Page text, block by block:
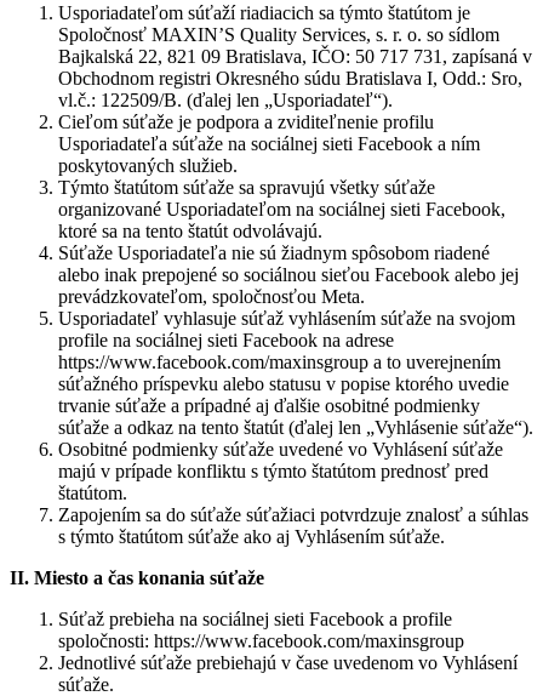
Usporiadateľom súťaží riadiacich sa týmto štatútom je
Spoločnosť MAXIN’S Quality Services, s. r. o. so sídlom
Bajkalská 22, 821 09 Bratislava, IČO: 50 717 731, zapísaná v
Obchodnom registri Okresného súdu Bratislava I, Odd.: Sro,
vl.č.: 122509/B. (ďalej len „Usporiadateľ“).
Cieľom súťaže je podpora a zviditeľnenie profilu
Usporiadateľa súťaže na sociálnej sieti Facebook a ním
poskytovaných služieb.
Týmto štatútom súťaže sa spravujú všetky súťaže
organizované Usporiadateľom na sociálnej sieti Facebook,
ktoré sa na tento štatút odvolávajú.
Súťaže Usporiadateľa nie sú žiadnym spôsobom riadené
alebo inak prepojené so sociálnou sieťou Facebook alebo jej
prevádzkovateľom, spoločnosťou Meta.
Usporiadateľ vyhlasuje súťaž vyhlásením súťaže na svojom
profile na sociálnej sieti Facebook na adrese
https://www.facebook.com/maxinsgroup a to uverejnením
súťažného príspevku alebo statusu v popise ktorého uvedie
trvanie súťaže a prípadné aj ďalšie osobitné podmienky
súťaže a odkaz na tento štatút (ďalej len „Vyhlásenie súťaže“).
Osobitné podmienky súťaže uvedené vo Vyhlásení súťaže
majú v prípade konfliktu s týmto štatútom prednosť pred
štatútom.
Zapojením sa do súťaže súťažiaci potvrdzuje znalosť a súhlas
s týmto štatútom súťaže ako aj Vyhlásením súťaže.
II. Miesto a čas konania súťaže
Súťaž prebieha na sociálnej sieti Facebook a profile
spoločnosti: https://www.facebook.com/maxinsgroup
Jednotlivé súťaže prebiehajú v čase uvedenom vo Vyhlásení
súťaže.